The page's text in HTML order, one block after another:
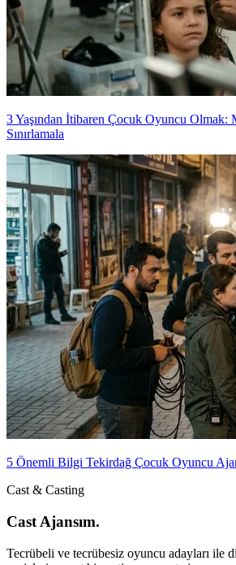
3 Yaşından İtibaren Çocuk Oyuncu Olmak:
Sınırlamala
5 Önemli Bilgi Tekirdağ Çocuk Oyuncu
Cast & Casting
Cast Ajansım.
Tecrübeli ve tecrübesiz oyuncu adayları ile